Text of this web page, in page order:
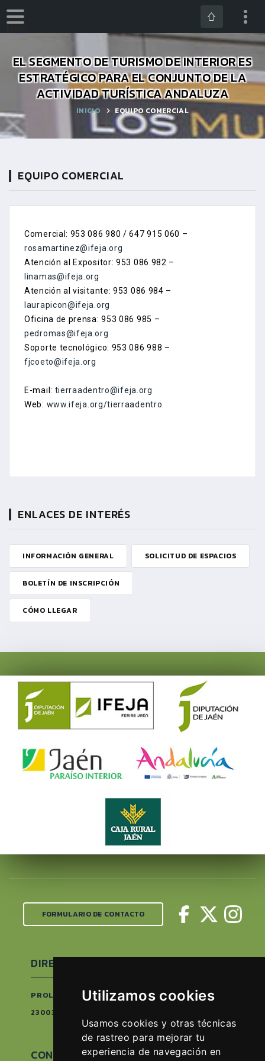
Utilizamos cookies
Usamos cookies y otras técnicas
de rastreo para mejorar tu
experiencia de navegación en
EL SEGMENTO DE TURISMO DE INTERIOR ES
ESTRATÉGICO PARA EL CONJUNTO DE LA
ACTIVIDAD TURÍSTICA ANDALUZA
INICIO EQUIPO COMERCIAL
EQUIPO COMERCIAL
Comercial: 953 086 980 / 647 915 060 –
rosamartinez@ifeja.org
Atención al Expositor: 953 086 982 –
linamas@ifeja.org
Atención al visitante: 953 086 984 –
laurapicon@ifeja.org
Oficina de prensa: 953 086 985 –
pedromas@ifeja.org
Soporte tecnológico: 953 086 988 –
fjcoeto@ifeja.org
E-mail: tierraadentro@ifeja.org
Web: www.ifeja.org/tierraadentro
ENLACES DE INTERÉS
INFORMACIÓN GENERAL SOLICITUD DE ESPACIOS
BOLETÍN DE INSCRIPCIÓN
CÓMO LLEGAR
FORMULARIO DE CONTACTO
DIRECCIÓN
PROLONGACIÓN CARRETERA DE GRANADA S/N
23003 JAÉN, ESPAÑA
CONTACTAR